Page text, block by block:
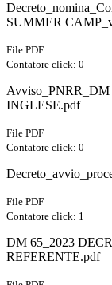
SUMMER
File PDF
Contatore click: 0
INGLESE.pdf
File PDF
Contatore click: 0
File PDF
Contatore click: 1
DM 65_2023
REFERENTE.pdf